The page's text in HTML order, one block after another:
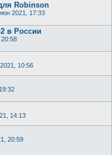
Robinson
2021, 17:33
в России
10:56
14:13
20:59